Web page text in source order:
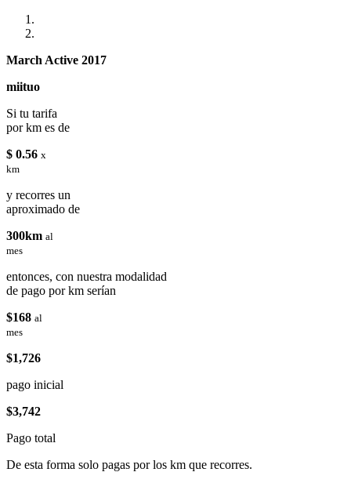
March Active 2017
miituo
Si tu tarifa
por km es de
$ 0.56 x
km
y recorres un
aproximado de
300km al
mes
entonces, con nuestra modalidad
de pago por km serían
$168 al
mes
$1,726
pago inicial
$3,742
Pago total
De esta forma solo pagas por los km que recorres.